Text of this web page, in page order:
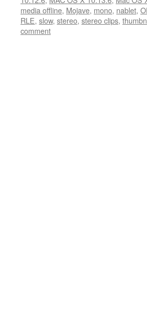
media offline, Mojave, mono, nablet,
RLE, slow, stereo, stereo clips,
comment